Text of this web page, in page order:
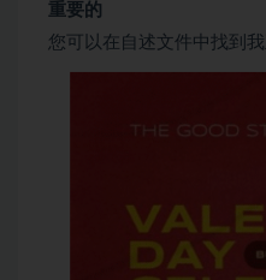
重要的
您可以在自述文件中找到